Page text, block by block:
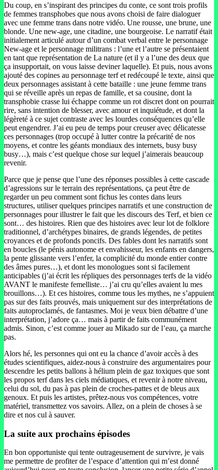
Du coup, en s’inspirant des principes du conte, ce sont trois profils
de femmes transphobes que nous avons choisi de faire dialoguer
avec une femme trans dans notre vidéo. Une rousse, une brune, une
blonde. Une new-age, une citadine, une bourgeoise. Le narratif était
initialement articulé autour d’un combat verbal entre le personnage
New-age et le personnage militrans : l’une et l’autre se présentaient
en tant que représentation de La nature (et il y a l’une des deux que
ça insupportait, on vous laisse deviner laquelle). Et puis, nous avons
ajouté des copines au personnage terf et redécoupé le texte, ainsi que
deux personnages assistant à cette bataille : une jeune femme trans
qui se réveille après un repas de famille, et sa cousine, dont la
transphobie crasse lui échappe comme un rot discret dont on pourrait
rire, sans intention de blesser, avec amour et inquiétude, et dont la
légèreté à ce sujet contraste avec les lourdes conséquences qu’elle
peut engendrer. J’ai eu peu de temps pour creuser avec délicatesse
ces personnages (trop occupé à lutter contre la précarité de nos
moyens, et contre les géants mondiaux des internets, busy busy
busy…), mais c’est quelque chose sur lequel j’aimerais beaucoup
revenir.
Parce que je pense que l’une des réponses possibles à cette cascade
d’agressions sur le terrain des représentations, ça peut être de
regarder un peu comment sont fichus les contes dans leurs
structures, utiliser quelques principes narratifs et une construction de
personnages pour illustrer le fait que les discours des Terf, et bien ce
sont… des histoires. Rien que des histoires avec leur lot de folklore
traditionnel, d’archétypes binaires, de grands légendes, de petites
croyances et de profonds poncifs. Des fables dont les narratifs sont
en boucles (le pénis autonome et envahisseur, les enfants en dangers,
la pente glissante vers l’enfer, la complicité du monde entier contre
des âmes pures…), et dont les monologues sont si facilement
anticipables (j’ai écrit les répliques des personnages terfs de la vidéo
AVANT le manifeste femelliste… j’ai cru qu’elles avaient lu mes
brouillons…). Et ces histoires, comme tous les mythes, ne s’appuient
pas sur des faits prouvés, mais uniquement sur des interprétations de
faits autoproclamés, de fantasmes. Moi je veux bien débattre d’une
interprétation, j’adore ça… mais à partir de faits communément
admis. Sinon, c’est comme jouer au Mikado sur de l’eau, ça marche
pas.
Alors hé, les personnes qui ont eu la chance d’avoir accès à des
études scientifiques, aidez-nous à construire des argumentaires pour
descendre les petits ballons à hélium plein de gaz toxiques que sont
les propos terf dans les ciels médiatiques, et revenir à notre niveau,
celui du sol, du pas à pas plein de croches-pattes et de bleus aux
genoux. Et puis les artistes, prêtez-nous vos compétences, votre
matériel, transmettez vos savoirs. Allez, on a plein de choses à se
dire et nos cul à sauver.
La suite aux prochains épisodes
En bon opportuniste qui tente outrageusement de survivre, je vais
me permettre de profiter de l’espace d’attention qui m’est donné